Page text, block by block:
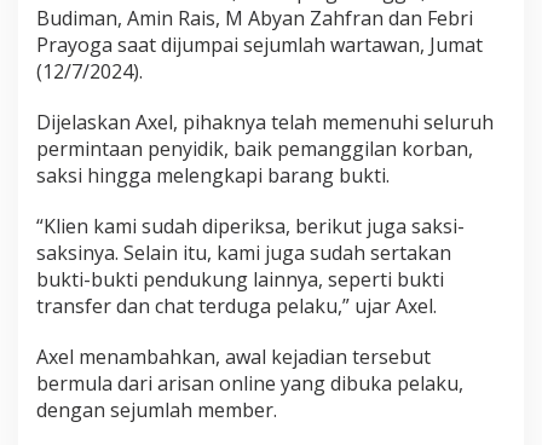
a
i
T
s
a
n
g
a
Budiman, Amin Rais, M Abyan Zahfran dan Febri
Prayoga saat dijumpai sejumlah wartawan, Jumat
(12/7/2024).
Dijelaskan Axel, pihaknya telah memenuhi seluruh
permintaan penyidik, baik pemanggilan korban,
saksi hingga melengkapi barang bukti.
“Klien kami sudah diperiksa, berikut juga saksi-
saksinya. Selain itu, kami juga sudah sertakan
bukti-bukti pendukung lainnya, seperti bukti
transfer dan chat terduga pelaku,” ujar Axel.
Axel menambahkan, awal kejadian tersebut
bermula dari arisan online yang dibuka pelaku,
dengan sejumlah member.